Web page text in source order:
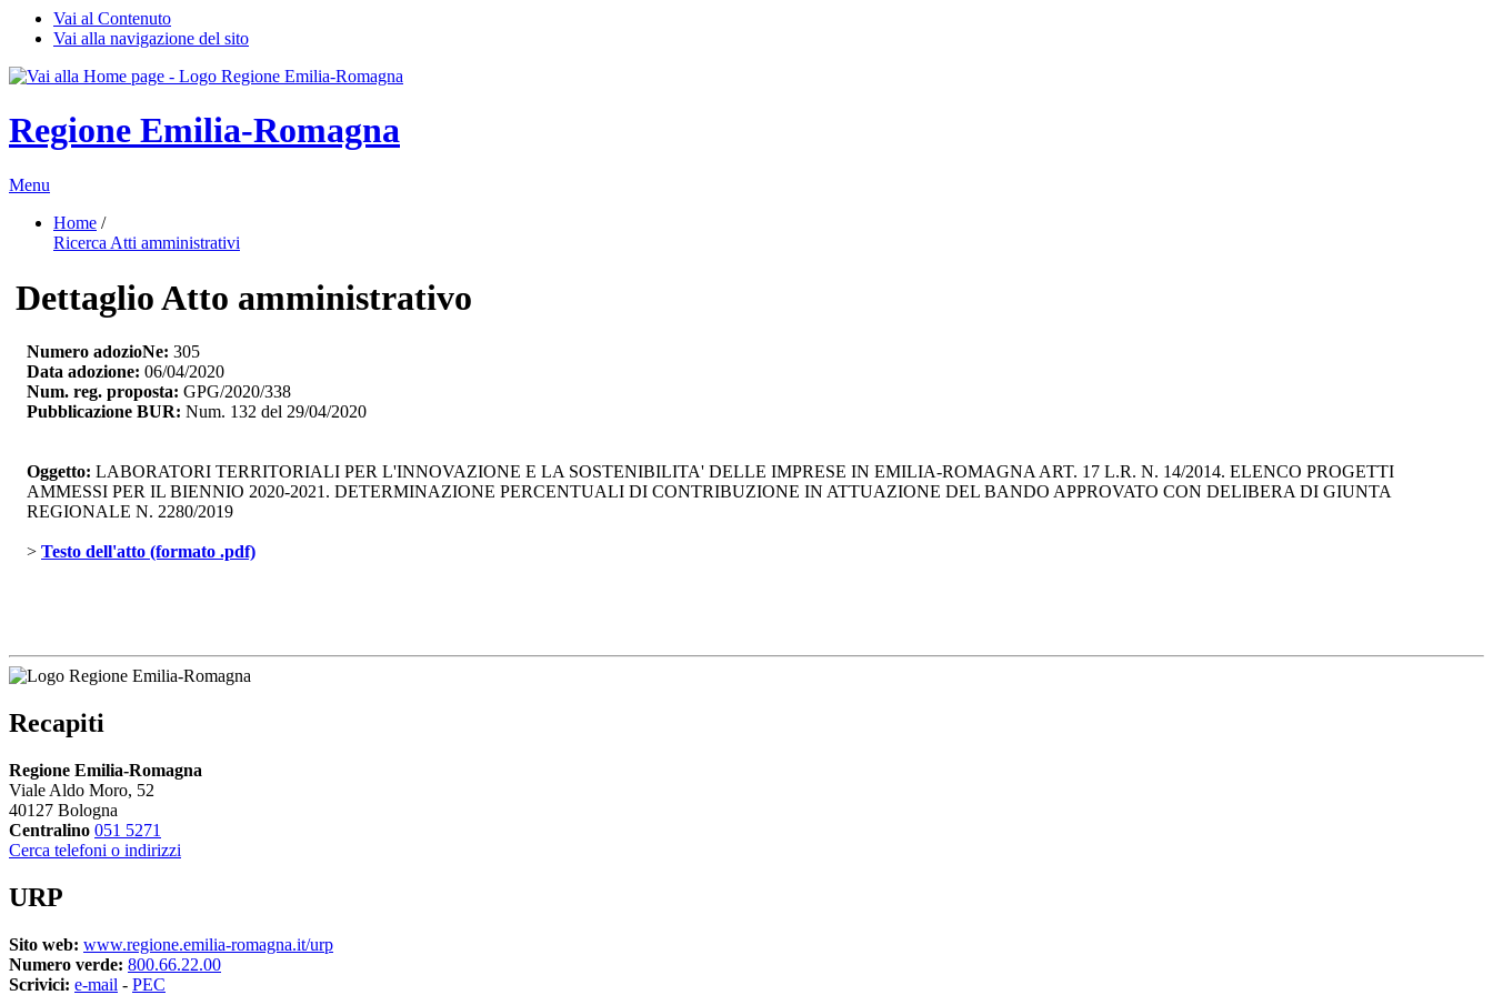
Vai al Contenuto
Vai alla navigazione del sito
Regione Emilia-Romagna
Menu
Home /
Ricerca Atti amministrativi
Dettaglio Atto amministrativo
Numero adozioNe: 305
Data adozione: 06/04/2020
Num. reg. proposta: GPG/2020/338
Pubblicazione BUR: Num. 132 del 29/04/2020
Oggetto: LABORATORI TERRITORIALI PER L'INNOVAZIONE E LA SOSTENIBILITA' DELLE IMPRESE IN EMILIA-ROMAGNA ART. 17 L.R. N. 14/2014. ELENCO PROGETTI
AMMESSI PER IL BIENNIO 2020-2021. DETERMINAZIONE PERCENTUALI DI CONTRIBUZIONE IN ATTUAZIONE DEL BANDO APPROVATO CON DELIBERA DI GIUNTA
REGIONALE N. 2280/2019
> Testo dell'atto (formato .pdf)
Recapiti
Regione Emilia-Romagna
Viale Aldo Moro, 52
40127 Bologna
Centralino 051 5271
Cerca telefoni o indirizzi
URP
Sito web: www.regione.emilia-romagna.it/urp
Numero verde: 800.66.22.00
Scrivici: e-mail - PEC